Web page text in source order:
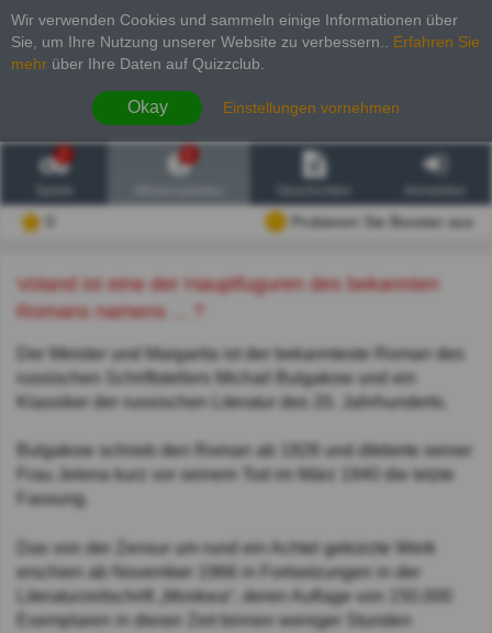
Wir verwenden Cookies und sammeln einige Informationen über
Sie, um Ihre Nutzung unserer Website zu verbessern.
Erfahren Sie
mehr über Ihre Daten auf Quizzclub.
Okay Einstellungen vornehmen
2
Probieren Sie Booster aus
Voland ist eine der Hauptfuguren des bekannten
Romans namens ... ?
Der Meister und Margarita ist der bekannteste Roman des
russischen Schriftstellers Michail Bulgakow und ein
Klassiker der russischen Literatur des 20. Jahrhunderts.
Bulgakow schrieb den Roman ab 1928 und diktierte seiner
Frau Jelena kurz vor seinem Tod im März 1940 die letzte
Fassung.
Das von der Zensur um rund ein Achtel gekürzte Werk
erschien ab November 1966 in Fortsetzungen in der
Literaturzeitschrift „Moskwa“, deren Auflage von 150.000
Exemplaren in dieser Zeit binnen weniger Stunden